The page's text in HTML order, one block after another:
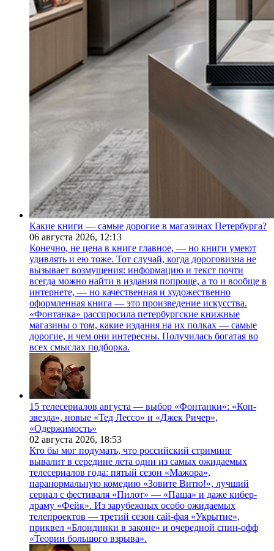
Какие книги — самые дорогие в магазинах Петербурга?
06 августа 2026, 12:13
Конечно, не цена в книге главное, — но книги умеют
удивлять и ею тоже. Тот случай, когда дороговизна не
вызывает возмущения: информацию и текст почти
всегда можно найти в издания попроще, а то и вообще в
интернете, — но качественная и художественно
оформленная книга — это произведение искусства.
«Фонтанка» расспросила петербургские книжные
магазины о том, какие издания на их полках — самые
дорогие, и чем они интересны. Получилась богатая во
всех смыслах подборка.
15 телесериалов августа — выбор «Фонтанки»: «Коп-
звезда», новые «Тед Лессо» и «Джек Ричер»,
«Одержимость»
02 августа 2026, 18:53
Кто бы мог подумать, что российский стриминг
вывалит в середине лета одни из самых ожидаемых
телесериалов года: пятый сезон «Мажора»,
паранормальную комедию «Зовите Витю!», лучший
сериал с фестиваля «Пилот» — «Паша» и даже кибер-
драму «Фейк». Из зарубежных особо ожидаемых
телепроектов — третий сезон сай-фая «Укрытие»,
приквел «Блондинки в законе» и очередной спин-офф
«Теории большого взрыва».